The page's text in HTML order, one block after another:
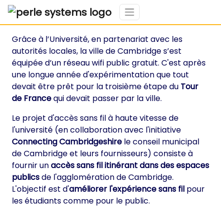
Grâce à l’Université, en partenariat avec les
autorités locales, la ville de Cambridge s’est
équipée d’un réseau wifi public gratuit. C'est après
une longue année d'expérimentation que tout
devait être prêt pour la troisième étape du Tour
de Francequi devait passer par la ville.
Le projet d'accès sans fil à haute vitesse de
l'université (en collaboration avec l'initiative
Connecting Cambridgeshire le conseil municipal
de Cambridge et leurs fournisseurs) consiste à
fournir unaccès sans fil itinérant dans des espaces
publicsde l'agglomération de Cambridge.
L'objectif est d'améliorer l'expérience sans fil pour
les étudiants comme pour le public.